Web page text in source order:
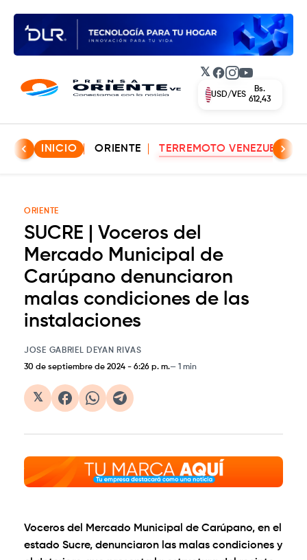
𝕏 Facebook
Instagram
YouTube
EUR/VES
Bs.
702,42
INICIO ORIENTE TERREMOTO VENEZUELA
ORIENTE
SUCRE | Voceros del
Mercado Municipal de
Carúpano denunciaron
malas condiciones de las
instalaciones
JOSE GABRIEL DEYAN RIVAS
30 de septiembre de 2024 - 6:26 p. m. 1 min
𝕏
Voceros del Mercado Municipal de Carúpano, en el
estado Sucre, denunciaron las malas condiciones y